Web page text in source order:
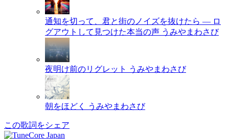
通知を切って、君と街のノイズを抜けたら ― ロ
グアウトして見つけた本当の声 うみやまわさび
夜明け前のリグレット うみやまわさび
朝をほどく うみやまわさび
この歌詞をシェア